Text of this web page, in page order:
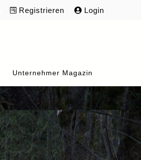
Registrieren Login
Unternehmer Magazin